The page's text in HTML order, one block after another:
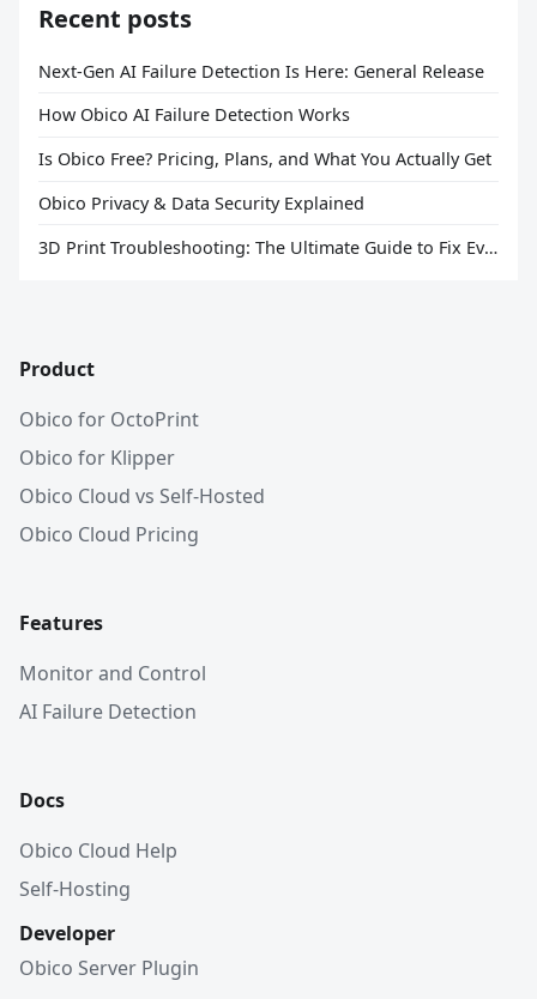
Recent posts
Next-Gen AI Failure Detection Is Here: General Release
How Obico AI Failure Detection Works
Is Obico Free? Pricing, Plans, and What You Actually Get
Obico Privacy & Data Security Explained
3D Print Troubleshooting: The Ultimate Guide to Fix Every Common Problem [2026]
Product
Obico for OctoPrint
Obico for Klipper
Obico Cloud vs Self-Hosted
Obico Cloud Pricing
Features
Monitor and Control
AI Failure Detection
Docs
Obico Cloud Help
Self-Hosting
Developer
Obico Server Plugin